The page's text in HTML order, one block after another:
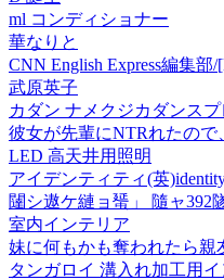
ml コンディショナー
華なりと
CNN English Express編集
武原英子
カダン ナメクジカダンスプ
彼女が先輩にNTRれたので
LED 高天井用照明
アイデンティティ(英
闥シ遨ケ縺ョ蜑」 隨ャ392
室内インテリア
妹に何もかも奪われたら
タンガロイ 溝入れ加工用イ